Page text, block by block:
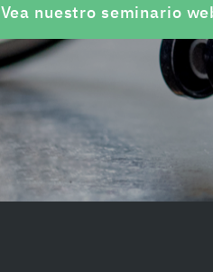
Vea nuestro seminario